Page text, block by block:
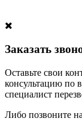
Заказать
Оставьте свои
консультацию по
специалист
Либо позвоните